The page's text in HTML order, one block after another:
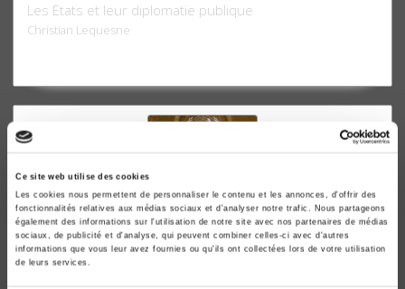
Ce site web utilise des cookies
Les cookies nous permettent de personnaliser le contenu et les annonces, d'offrir des
fonctionnalités relatives aux médias sociaux et d'analyser notre trafic. Nous partageons
également des informations sur l'utilisation de notre site avec nos partenaires de médias
sociaux, de publicité et d'analyse, qui peuvent combiner celles-ci avec d'autres
informations que vous leur avez fournies ou qu'ils ont collectées lors de votre utilisation
de leurs services.
Les Etats et leur diplomatie publique
Christian Lequesne